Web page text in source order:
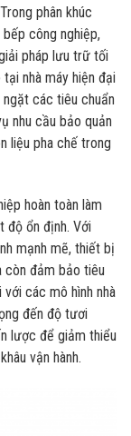
phân khúc
công nghiệp,
pháp lưu trữ tối
nhà máy hiện đại
các tiêu chuẩn
nhu cầu bảo quản
liệu pha chế trong
hoàn toàn làm
độ ổn định. Với
mạnh mẽ, thiết bị
còn đảm bảo tiêu
các mô hình nhà
đến độ tươi
lược để giảm thiểu
vận hành.